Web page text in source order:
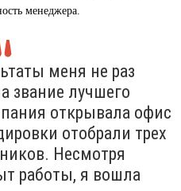
менеджера.
меня не раз
звание лучшего
открывала офис
отобрали трех
Несмотря
работы, я вошла